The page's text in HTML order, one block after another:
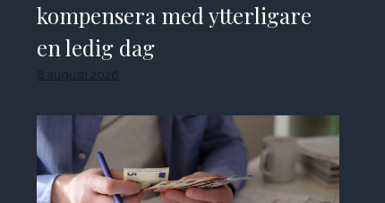
kompensera med ytterligare
en ledig dag
8 augusti 2026